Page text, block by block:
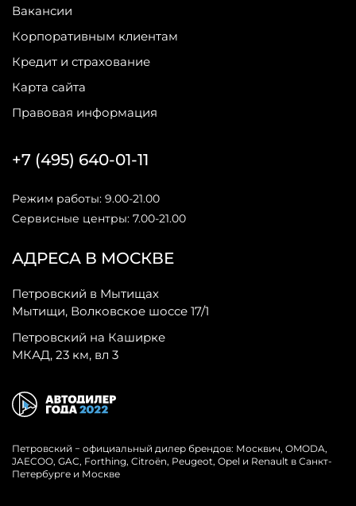
Вакансии
Корпоративным клиентам
Кредит и страхование
Карта сайта
Правовая информация
АДРЕСА В МОСКВЕ
Петровский в Мытищах
Мытищи, Волковское шоссе 17/1
Петровский на Каширке
МКАД, 23 км, вл 3
+7 (495) 640-01-11
Режим работы: 9.00-21.00
Сервисные центры: 7.00-21.00
Петровский − официальный дилер брендов: Москвич, OMODA,
JAECOO, GAC, Forthing, Citroёn, Peugeot, Opel и Renault в Санкт-
Петербурге и Москве